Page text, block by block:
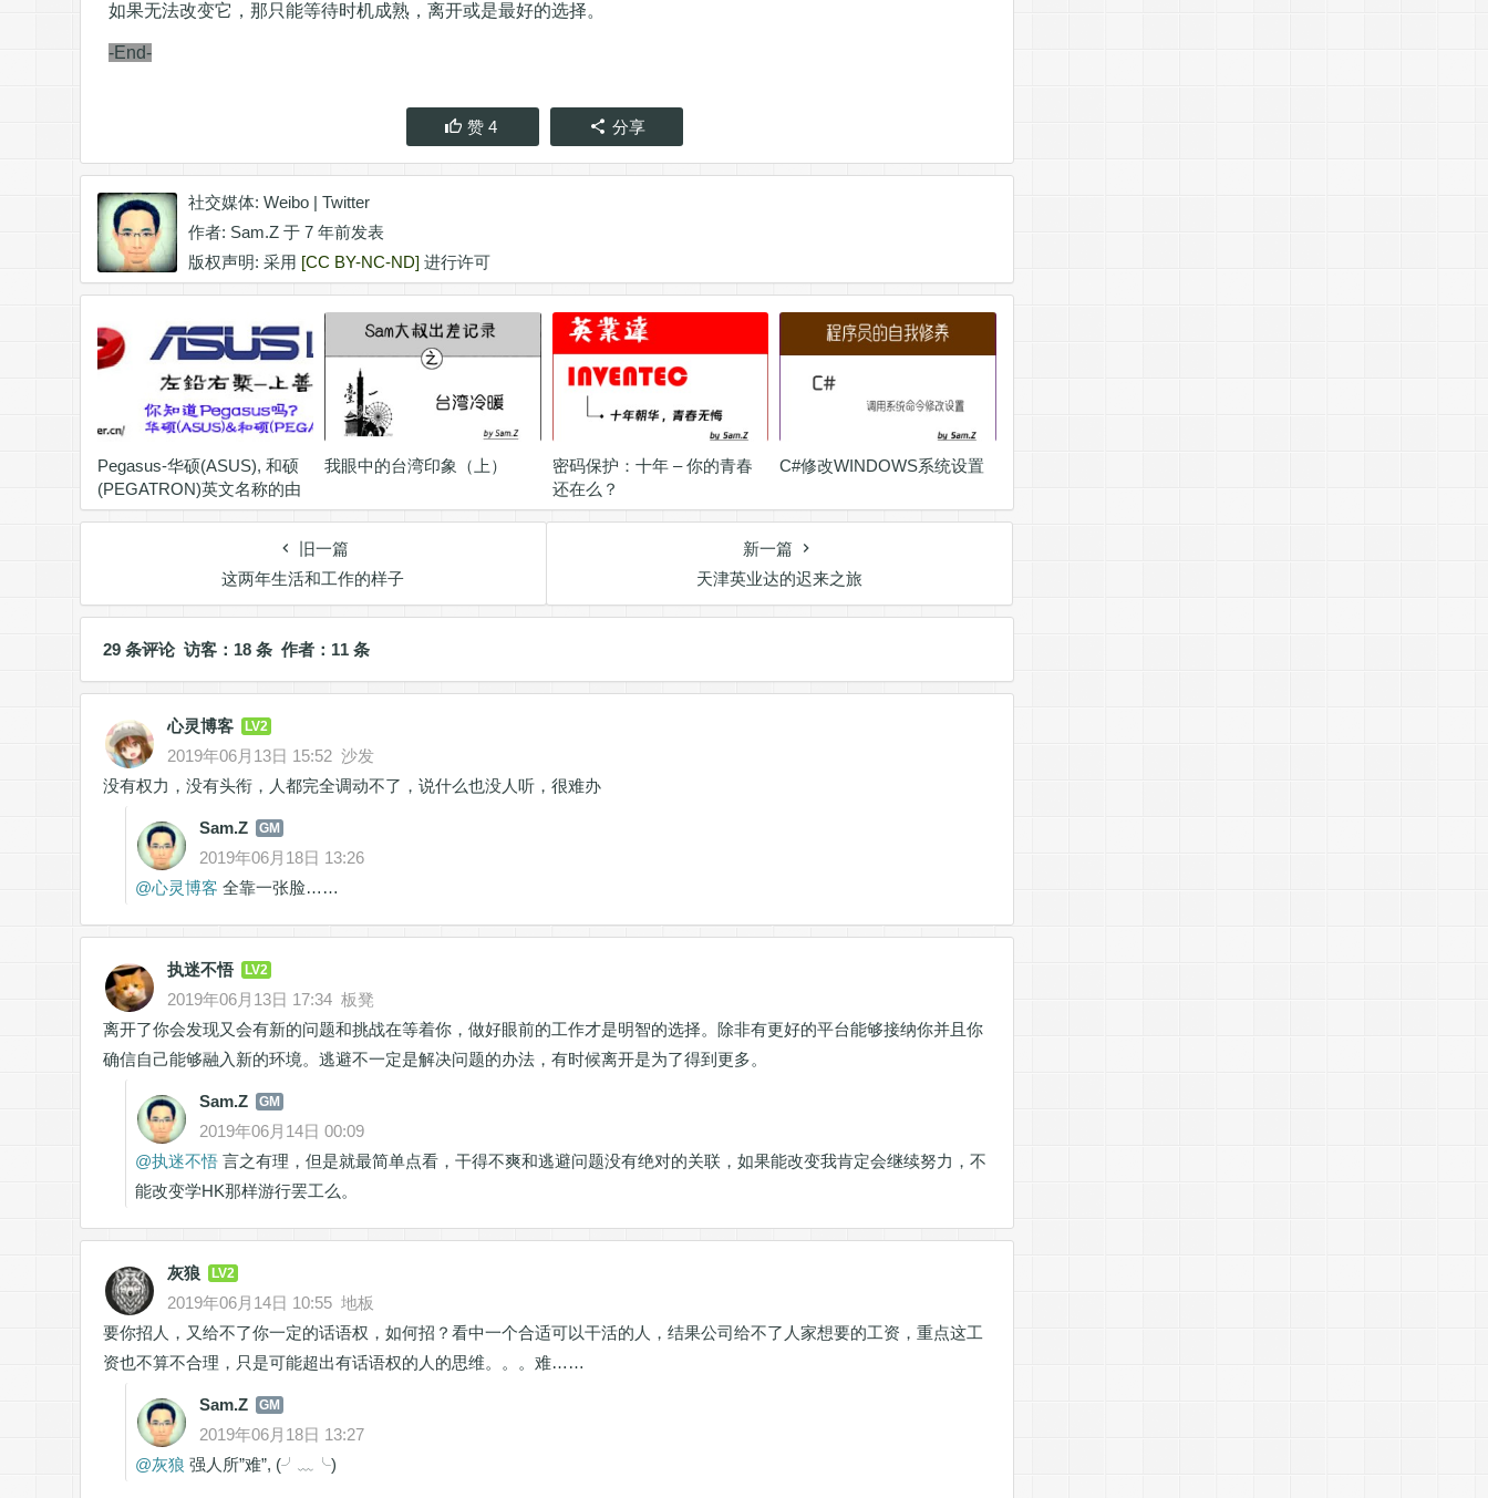
如果无法改变它，那只能等待时机成熟，离开或是最好的选择。
-End-
赞 4 分享
社交媒体: Weibo | Twitter
作者: Sam.Z 于 7 年前发表
版权声明: 采用 [CC BY-NC-ND] 进行许可
Pegasus-华硕(ASUS), 和硕
(PEGATRON)英文名称的由
来
我眼中的台湾印象（上）
密码保护：十年 – 你的青春
还在么？
C#修改WINDOWS系统设置
旧一篇
这两年生活和工作的样子
新一篇
天津英业达的迟来之旅
29 条评论 访客：18 条 作者：11 条
心灵博客 LV2
2019年06月13日 15:52 沙发
没有权力，没有头衔，人都完全调动不了，说什么也没人听，很难办
Sam.Z GM
2019年06月18日 13:26
@心灵博客 全靠一张脸……
执迷不悟 LV2
2019年06月13日 17:34 板凳
离开了你会发现又会有新的问题和挑战在等着你，做好眼前的工作才是明智的选择。除非有更好的平台能够接纳你并且你
确信自己能够融入新的环境。逃避不一定是解决问题的办法，有时候离开是为了得到更多。
Sam.Z GM
2019年06月14日 00:09
@执迷不悟 言之有理，但是就最简单点看，干得不爽和逃避问题没有绝对的关联，如果能改变我肯定会继续努力，不
能改变学HK那样游行罢工么。
灰狼 LV2
2019年06月14日 10:55 地板
要你招人，又给不了你一定的话语权，如何招？看中一个合适可以干活的人，结果公司给不了人家想要的工资，重点这工
资也不算不合理，只是可能超出有话语权的人的思维。。。难……
Sam.Z GM
2019年06月18日 13:27
@灰狼 强人所”难”, (╯﹏╰)